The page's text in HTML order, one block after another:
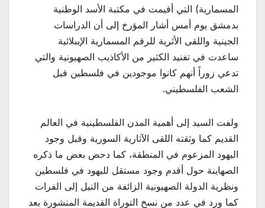
المسمارية) التي أقيمت في مكتبة الأسد الوطنية
بدمشق يوم أمس أشار المؤرخ إلى أن الدراسات
الجينية واللقى الأثرية للرقم المسمارية الإيبلائية
ساعدت في تفنيد الكثير من الأكاذيب الصهيونية والتي
تدعي زوراً أنهم كانوا موجودين في فلسطين قبل
الشعب الفلسطيني.
ولفت السيد إلى أهمية المدن الفلسطينية في العالم
القديم كما وثقته اللقى الآثارية السورية وقبل وجود
اليهود المزعوم في المنطقة، كما دحض بعض ما ذكره
الصهاينة حول أقدم وجود مستقل لليهود في فلسطين
ونظرية الدولة الصهيونية الزائفة من النيل إلى الفرات
كما ورد في عدد من نسخ التوراة القديمة المنشورة بعد